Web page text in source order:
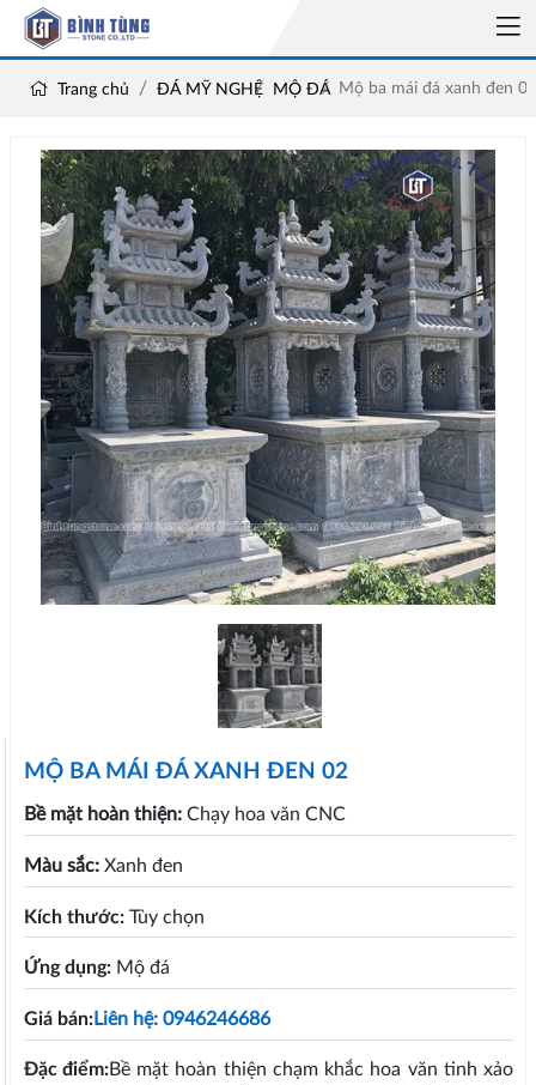
Trang chủ ĐÁ MỸ NGHỆ MỘ ĐÁ Mộ ba mái đá xanh đen 02
MỘ BA MÁI ĐÁ XANH ĐEN 02
Bề mặt hoàn thiện: Chạy hoa văn CNC
Màu sắc: Xanh đen
Kích thước: Tùy chọn
Ứng dụng: Mộ đá
Giá bán:Liên hệ: 0946246686
Đặc điểm:Bề mặt hoàn thiện chạm khắc hoa văn tinh xảo